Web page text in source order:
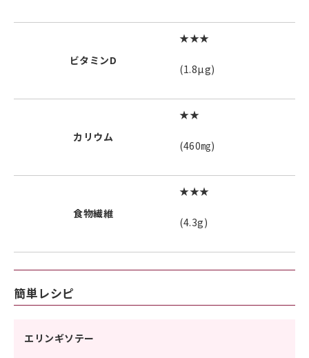
ビタミンD
★★★
(1.8µg)
カリウム
★★
(460㎎)
食物繊維
★★★
(4.3g)
簡単レシピ
エリンギソテー